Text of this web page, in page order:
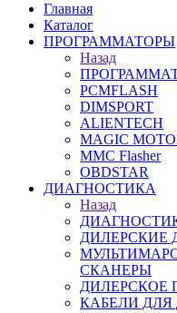
Главная
Каталог
ПРОГРАММАТОРЫ
Назад
PCMFLASH
DIMSPORT
ALIENTECH
MAGIC
MMC Flasher
OBDSTAR
ДИАГНОСТИКА
Назад
ДИЛЕРСКИЕ
СКАНЕРЫ
ДИЛЕРСКОЕ
КАБЕЛИ